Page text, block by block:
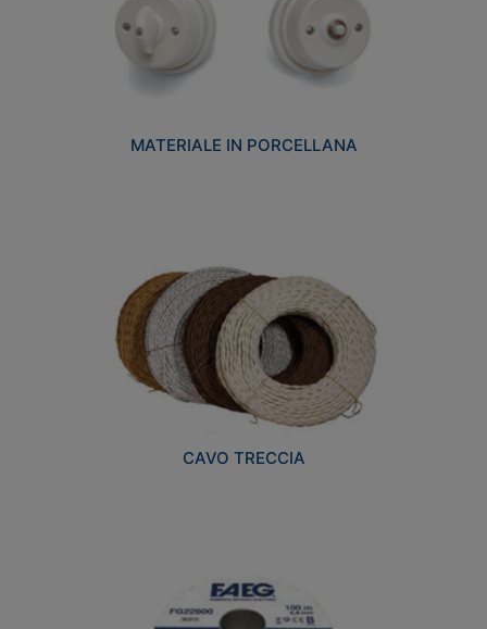
MATERIALE IN PORCELLANA
CAVO TRECCIA